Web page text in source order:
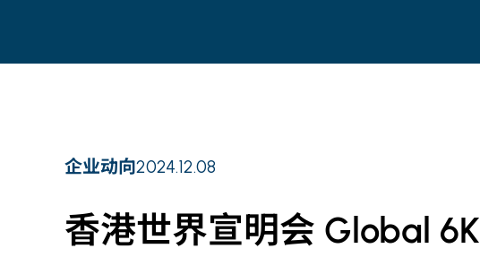
企业动向2024.12.08
香港世界宣明会 Global 6K